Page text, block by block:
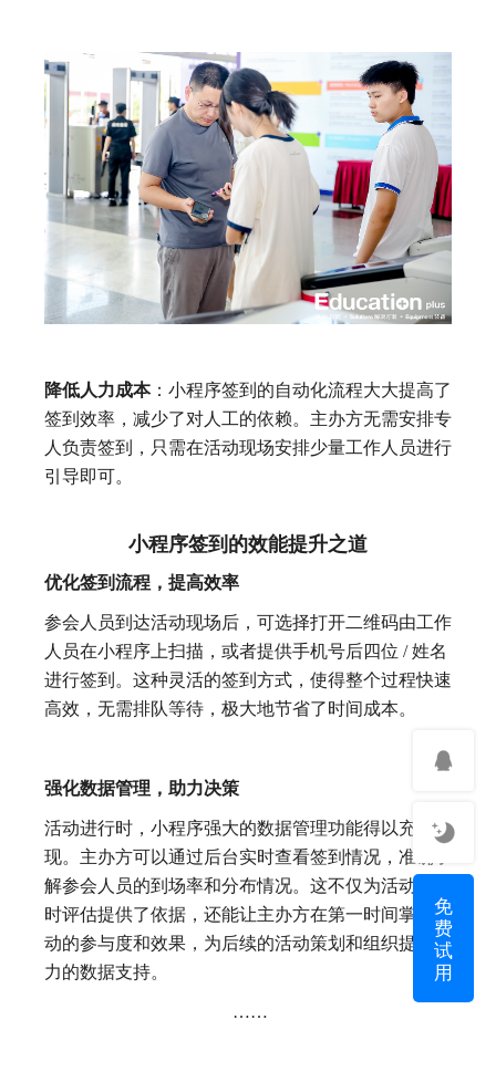
降低人力成本：小程序签到的自动化流程大大提高了
签到效率，减少了对人工的依赖。主办方无需安排专
人负责签到，只需在活动现场安排少量工作人员进行
引导即可。
小程序签到的效能提升之道
优化签到流程，提高效率
参会人员到达活动现场后，可选择打开二维码由工作
人员在小程序上扫描，或者提供手机号后四位 / 姓名
进行签到。这种灵活的签到方式，使得整个过程快速
高效，无需排队等待，极大地节省了时间成本。
强化数据管理，助力决策
活动进行时，小程序强大的数据管理功能得以充分展
现。主办方可以通过后台实时查看签到情况，准确了
解参会人员的到场率和分布情况。这不仅为活动的即
时评估提供了依据，还能让主办方在第一时间掌握活
动的参与度和效果，为后续的活动策划和组织提供有
力的数据支持。
……
免
费
试
用